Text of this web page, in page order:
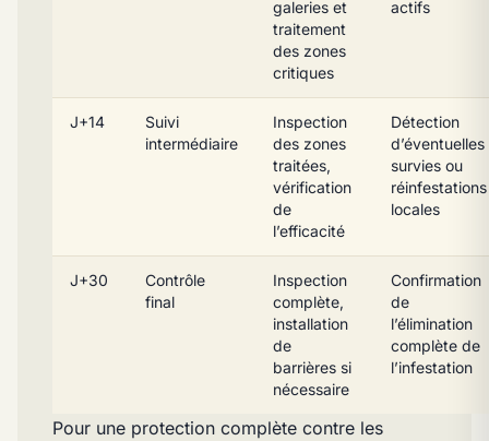
galeries et
traitement
des zones
critiques
actifs
J+14
Suivi
intermédiaire
Inspection
des zones
traitées,
vérification
de
l’efficacité
Détection
d’éventuelles
survies ou
réinfestations
locales
J+30
Contrôle
final
Inspection
complète,
installation
de
barrières si
nécessaire
Confirmation
de
l’élimination
complète de
l’infestation
Pour une protection complète contre les